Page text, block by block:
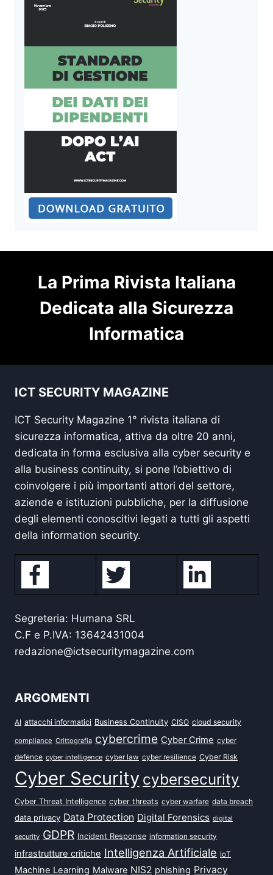
La Prima Rivista Italiana
Dedicata alla Sicurezza
Informatica
ICT SECURITY MAGAZINE
ICT Security Magazine 1° rivista italiana di
sicurezza informatica, attiva da oltre 20 anni,
dedicata in forma esclusiva alla cyber security e
alla business continuity, si pone l’obiettivo di
coinvolgere i più importanti attori del settore,
aziende e istituzioni pubbliche, per la diffusione
degli elementi conoscitivi legati a tutti gli aspetti
della information security.
Segreteria: Humana SRL
C.F e P.IVA: 13642431004
redazione@ictsecuritymagazine.com
ARGOMENTI
AI attacchi informatici Business Continuity CISO cloud security
compliance Crittografia cybercrime Cyber Crime cyber
defence cyber intelligence cyber law cyber resilience Cyber Risk
Cyber Security cybersecurity
Cyber Threat Intelligence cyber threats cyber warfare data breach
data privacy Data Protection Digital Forensics digital
security GDPR Incident Response information security
infrastrutture critiche Intelligenza Artificiale IoT
Machine Learning Malware NIS2 phishing Privacy